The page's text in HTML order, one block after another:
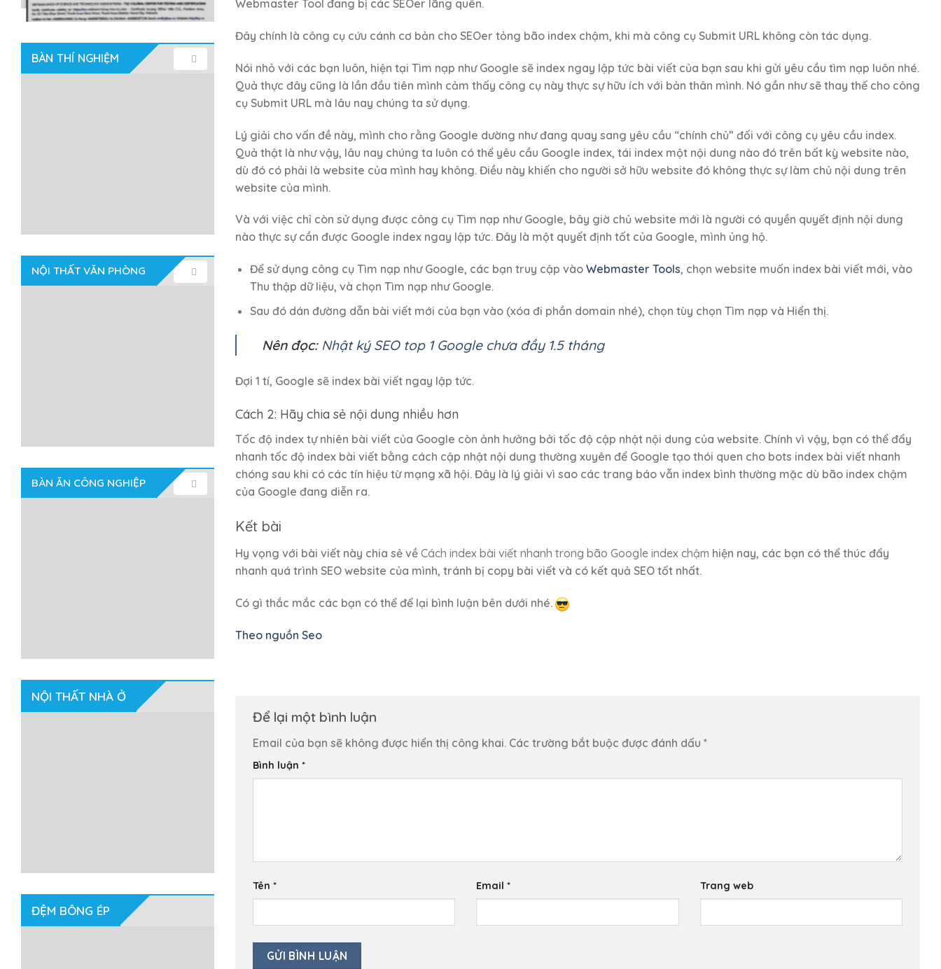
BÀN THÍ NGHIỆM
NỘI THẤT VĂN PHÒNG
BÀN ĂN CÔNG NGHIỆP
NỘI THẤT NHÀ Ở
ĐỆM BÔNG ÉP
Webmaster Tool đang bị các SEOer lãng quên.
Đây chính là công cụ cứu cánh cơ bản cho SEOer tỏng bão index chậm, khi mà công cụ Submit URL không còn tác dụng.
Nói nhỏ với các bạn luôn, hiện tại Tìm nạp như Google sẽ index ngay lập tức bài viết của bạn sau khi gửi yêu cầu tìm nạp luôn nhé.
Quả thực đây cũng là lần đầu tiên mình cảm thấy công cụ này thực sự hữu ích với bản thân mình. Nó gần như sẽ thay thế cho công
cụ Submit URL mà lâu nay chúng ta sử dụng.
Lý giải cho vấn đề này, mình cho rằng Google dường như đang quay sang yêu cầu “chính chủ” đối với công cụ yêu cầu index.
Quả thật là như vậy, lâu nay chúng ta luôn có thể yêu cầu Google index, tái index một nội dung nào đó trên bất kỳ website nào,
dù đó có phải là website của mình hay không. Điều này khiến cho người sở hữu website đó không thực sự làm chủ nội dung trên
website của mình.
Và với việc chỉ còn sử dụng được công cụ Tìm nạp như Google, bây giờ chủ website mới là người có quyền quyết định nội dung
nào thực sự cần được Google index ngay lập tức. Đây là một quyết định tốt của Google, mình ủng hộ.
Để sử dụng công cụ Tìm nạp như Google, các bạn truy cập vào Webmaster Tools, chọn website muốn index bài viết mới, vào
Thu thập dữ liệu, và chọn Tìm nạp như Google.
Sau đó dán đường dẫn bài viết mới của bạn vào (xóa đi phần domain nhé), chọn tùy chọn Tìm nạp và Hiển thị.
Nên đọc: Nhật ký SEO top 1 Google chưa đầy 1.5 tháng
Đợi 1 tí, Google sẽ index bài viết ngay lập tức.
Cách 2: Hãy chia sẻ nội dung nhiều hơn
Tốc độ index tự nhiên bài viết của Google còn ảnh hưởng bởi tốc độ cập nhật nội dung của website. Chính vì vậy, bạn có thể đẩy
nhanh tốc độ index bài viết bằng cách cập nhật nội dung thường xuyên để Google tạo thói quen cho bots index bài viết nhanh
chóng sau khi có các tín hiệu từ mạng xã hội. Đây là lý giải vì sao các trang báo vẫn index bình thường mặc dù bão index chậm
của Google đang diễn ra.
Kết bài
Hy vọng với bài viết này chia sẻ về Cách index bài viết nhanh trong bão Google index chậm hiện nay, các bạn có thể thúc đẩy
nhanh quá trình SEO website của mình, tránh bị copy bài viết và có kết quả SEO tốt nhất.
Có gì thắc mắc các bạn có thể để lại bình luận bên dưới nhé.
Theo nguồn Seo
Để lại một bình luận
Email của bạn sẽ không được hiển thị công khai. Các trường bắt buộc được đánh dấu *
Bình luận *
Tên * Email* Trang web